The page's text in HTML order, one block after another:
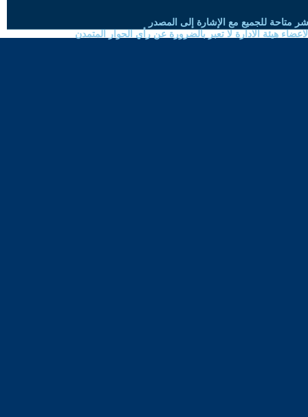
متاحة للجميع مع الإشارة إلى المصدر
هيئة الادارة لا تعبر بالضرورة عن رأي الحوار المتمدن